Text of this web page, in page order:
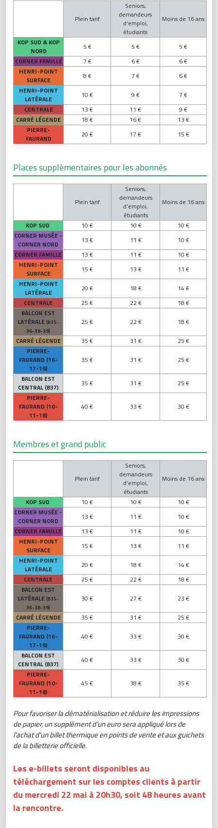
Plein tarif
Seniors,
demandeurs
d'emploi,
étudiants
Moins de 16 ans
KOP SUD & KOP
NORD
5 € 5 €
5 €
CORNER FAMILLE
7 € 6 €
6 €
HENRI-POINT
SURFACE
8 € 7 €
6 €
HENRI-POINT
LATÉRALE
10 € 9 €
7 €
CENTRALE
13 € 11 €
9 €
CARRÉ LÉGENDE
18 € 16 €
13 €
PIERRE-
FAURAND
20 € 17 € 15 €
Places supplémentaires pour les abonnés
Plein tarif
Seniors,
demandeurs
d'emploi,
étudiants
Moins de 16 ans
KOP SUD 10 € 10 €
10 €
CORNER MUSÉE -
CORNER NORD
13 € 11 €
10 €
CORNER FAMILLE
13 € 11 €
10 €
HENRI-POINT
SURFACE
15 € 13 €
11 €
HENRI-POINT
LATÉRALE
20 € 18 €
14 €
CENTRALE
25 € 22 €
18 €
BALCON EST
LATÉRALE (B35-
36-38-39)
25 € 22 € 18 €
CARRÉ LÉGENDE 35 € 31 €
25 €
PIERRE-
FAURAND (16-
17-19)
35 € 31 € 25 €
BALCON EST
CENTRAL (B37)
35 € 31 €
25 €
PIERRE-
FAURAND (10-
11-18)
40 € 33 € 30 €
Membres et grand public
Plein tarif
Seniors,
demandeurs
d'emploi,
étudiants
Moins de 16 ans
KOP SUD 10 € 10 €
10 €
CORNER MUSÉE -
CORNER NORD
13 € 11 €
10 €
CORNER FAMILLE
13 € 11 €
10 €
HENRI-POINT
SURFACE
15 € 13 €
11 €
HENRI-POINT
LATÉRALE
20 € 18 €
14 €
CENTRALE
25 € 22 €
18 €
BALCON EST
LATÉRALE (B35-
36-38-39)
30 € 27 € 23 €
CARRÉ LÉGENDE 35 € 31 €
25 €
PIERRE-
FAURAND (16-
17-19)
40 € 33 € 30 €
BALCON EST
CENTRAL (B37)
40 € 33 €
30 €
PIERRE-
FAURAND (10-
11-18)
45 € 38 € 35 €
Pour favoriser la dématérialisation et réduire les impressions
de papier, un supplément d'un euro sera appliqué lors de
l'achat d'un billet thermique en points de vente et aux guichets
de la billetterie officielle.
Les e-billets seront disponibles au
téléchargement sur les comptes clients à partir
du mercredi 22 mai à 20h30, soit 48 heures avant
la rencontre.